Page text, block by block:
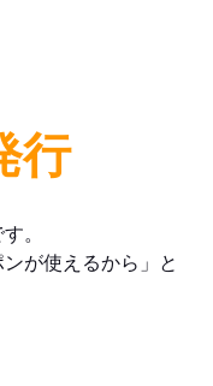
行
。
が使えるから」と